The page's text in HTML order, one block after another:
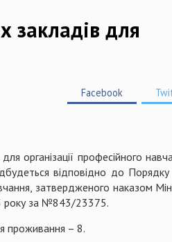
закладів для
Facebook
професійного
відповідно до Порядку
затвердженого наказом
року за №843/23375.
проживання – 8.